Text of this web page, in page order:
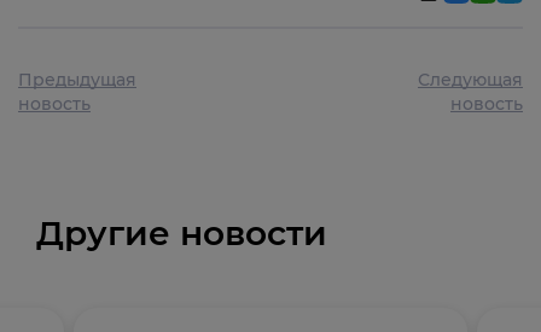
Предыдущая
новость
Следующая
новость
Другие новости